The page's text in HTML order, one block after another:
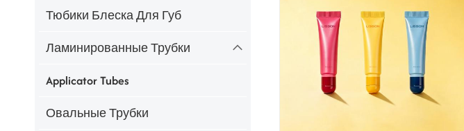
Тюбики Блеска Для Губ
Ламинированные Трубки
Applicator Tubes
Овальные Трубки